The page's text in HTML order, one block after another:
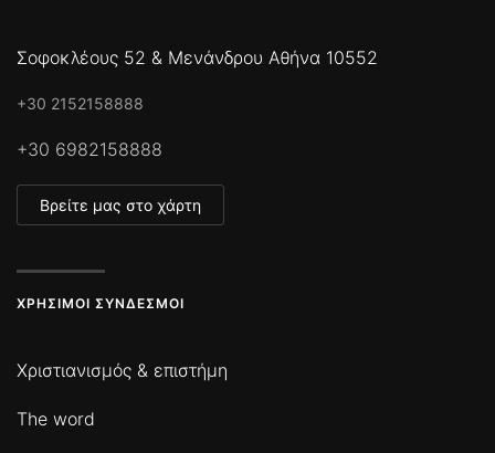
Σοφοκλέους 52 & Μενάνδρου Αθήνα 10552
+30 2152158888
+30 6982158888
Βρείτε μας στο χάρτη
ΧΡΉΣΙΜΟΙ ΣΎΝΔΕΣΜΟΙ
Χριστιανισμός & επιστήμη
The word